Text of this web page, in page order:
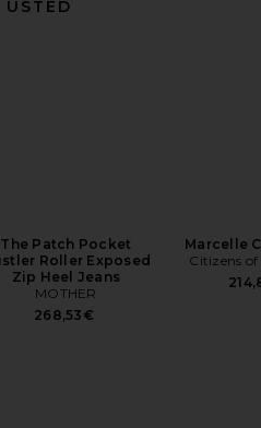
USTED
The Patch Pocket
Roller Exposed
Zip Heel Jeans
MOTHER
268,53€
Marcelle
Citizens